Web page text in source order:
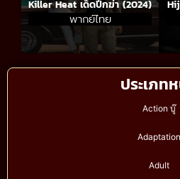
ประเภท
Action บู๊
Adaptation
Adult
Killer Heat เด็ดปีกฆ่า (2024)
พากย์ไทย